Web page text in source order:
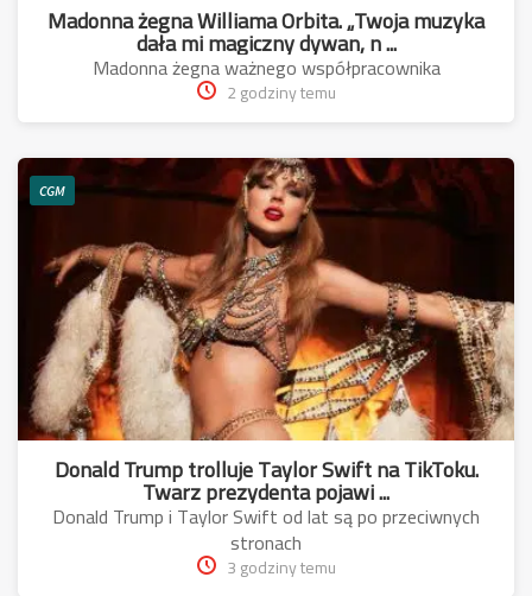
Madonna żegna Williama Orbita. „Twoja muzyka
dała mi magiczny dywan, n ...
Madonna żegna ważnego współpracownika
2 godziny temu
CGM
Donald Trump trolluje Taylor Swift na TikToku.
Twarz prezydenta pojawi ...
Donald Trump i Taylor Swift od lat są po przeciwnych
stronach
3 godziny temu